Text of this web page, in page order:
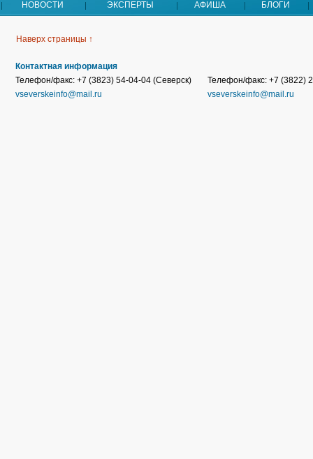
НОВОСТИ ЭКСПЕРТЫ АФИША БЛОГИ
Наверх страницы ↑
Контактная информация
Телефон/факс: +7 (3823) 54-04-04 (Северск)
vseverskeinfo@mail.ru
Телефон/факс: +7 (3822)
vseverskeinfo@mail.ru